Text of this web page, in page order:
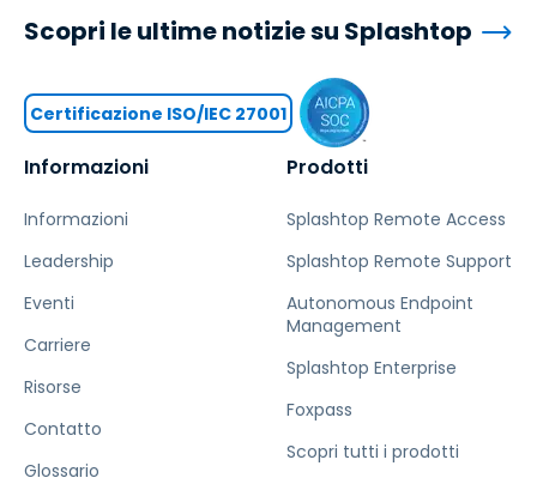
Informazioni
Informazioni
Leadership
Eventi
Carriere
Risorse
Contatto
Glossario
Prodotti
Splashtop Remote Access
Splashtop Remote Support
Autonomous Endpoint
Management
Splashtop Enterprise
Foxpass
Scopri tutti i prodotti
Scopri le ultime notizie su Splashtop
Certificazione ISO/IEC 27001